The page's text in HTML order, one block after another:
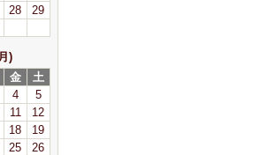
28
29
)
金
土
4
5
11
12
18
19
25
26